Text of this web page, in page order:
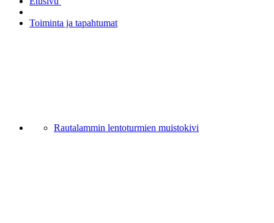
Toiminta ja tapahtumat
Rautalammin lentoturmien muistokivi